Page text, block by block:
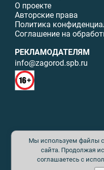
О проекте
Авторские права
Политика
Соглашение на
РЕКЛАМОДАТЕЛЯМ
info@zagorod.spb.ru
© ИП Малыщева Б.Л. Все права
данного сайта возможна только
цитировании ссылка на
несет ответственности за
рекламируемые товары и услуги
Мы используем файлы
сайта. Продолжая
соглашаетесь с